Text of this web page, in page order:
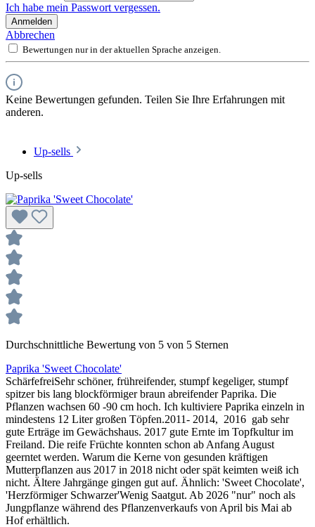
Ich habe mein Passwort vergessen.
Anmelden
Abbrechen
Bewertungen nur in der aktuellen Sprache anzeigen.
Keine Bewertungen gefunden. Teilen Sie Ihre Erfahrungen mit
anderen.
Up-sells
Up-sells
Durchschnittliche Bewertung von 5 von 5 Sternen
Paprika 'Sweet Chocolate'
SchärfefreiSehr schöner, frühreifender, stumpf kegeliger, stumpf
spitzer bis lang blockförmiger braun abreifender Paprika. Die
Pflanzen wachsen 60 -90 cm hoch. Ich kultiviere Paprika einzeln in
mindestens 12 Liter großen Töpfen.2011- 2014, 2016 gab sehr
gute Erträge im Gewächshaus. 2017 gute Ernte im Topfkultur im
Freiland. Die reife Früchte konnten schon ab Anfang August
geerntet werden. Warum die Kerne von gesunden kräftigen
Mutterpflanzen aus 2017 in 2018 nicht oder spät keimten weiß ich
nicht. Ältere Jahrgänge gingen gut auf. Ähnlich: 'Sweet Chocolate',
'Herzförmiger Schwarzer'Wenig Saatgut. Ab 2026 "nur" noch als
Jungpflanze während des Pflanzenverkaufs von April bis Mai ab
Hof erhältlich.